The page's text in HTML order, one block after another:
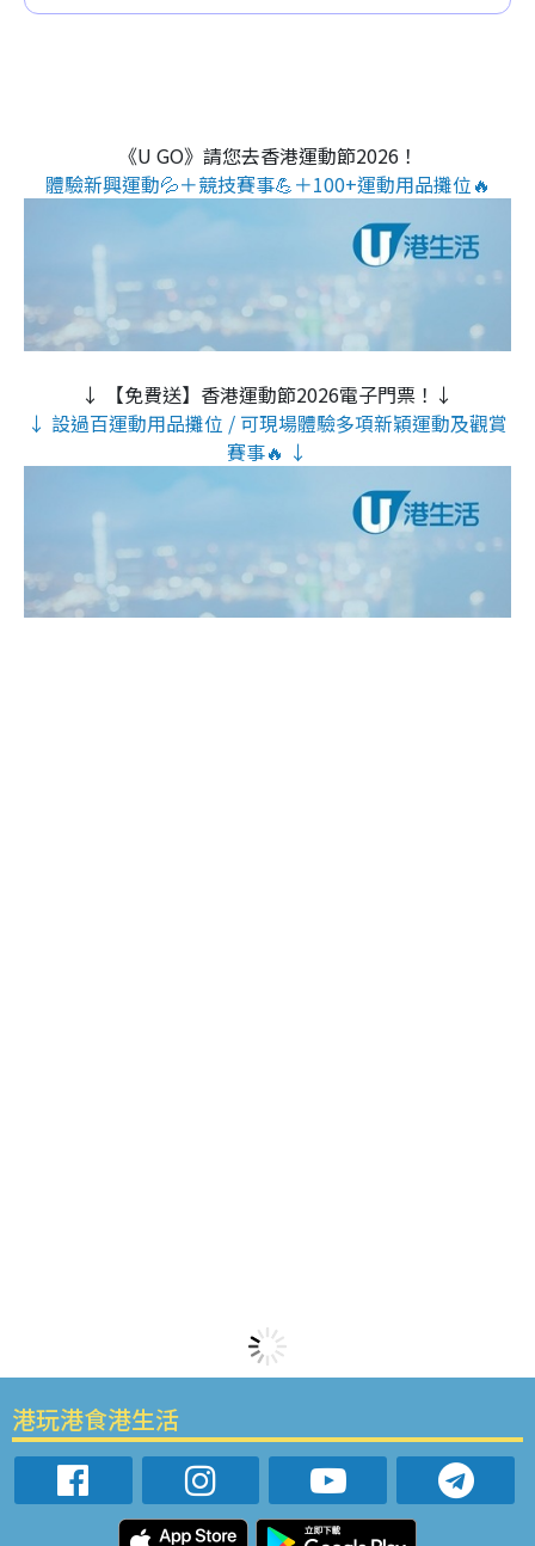
《U GO》請您去香港運動節2026！
體驗新興運動💦＋競技賽事💪＋100+運動用品攤位🔥
↓ 【免費送】香港運動節2026電子門票！↓
↓ 設過百運動用品攤位 / 可現場體驗多項新穎運動及觀賞
賽事🔥 ↓
港玩港食港生活